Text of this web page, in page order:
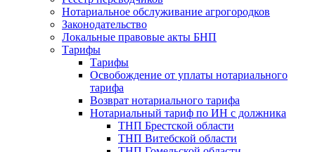
Нотариальное обслуживание агрогородков
Законодательство
Локальные правовые акты БНП
Тарифы
Тарифы
Освобождение от уплаты нотариального
тарифа
Возврат нотариального тарифа
Нотариальный тариф по ИН с должника
ТНП Брестской области
ТНП Витебской области